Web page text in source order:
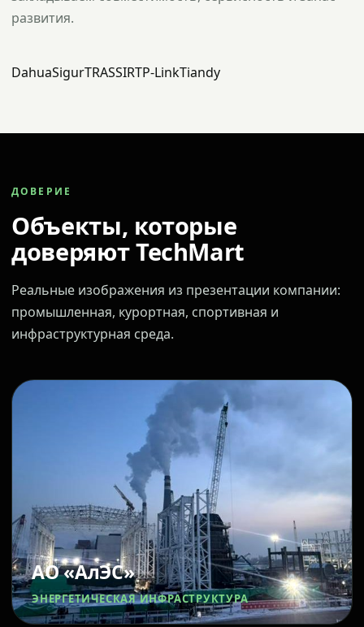
развития.
DahuaSigurTRASSIRTP-LinkTiandy
ДОВЕРИЕ
Объекты, которые
доверяют TechMart
Реальные изображения из презентации компании:
промышленная, курортная, спортивная и
инфраструктурная среда.
АО «АлЭС»
ЭНЕРГЕТИЧЕСКАЯ ИНФРАСТРУКТУРА